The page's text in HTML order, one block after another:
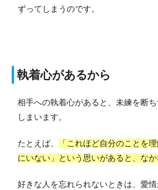
ずってしまうのです。
執着心があるから
相手への執着心があると、未練を断
しまいます。
たとえば、
「これほど自分のことを
にいない」という思いがあると、な
好きな人を忘れられないときは、愛